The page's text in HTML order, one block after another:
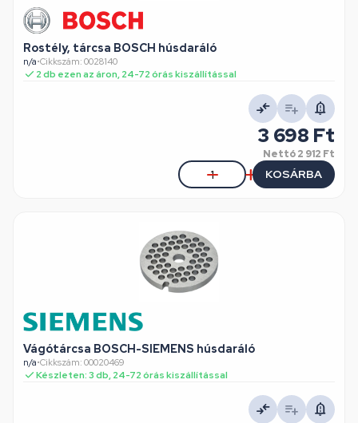
Rostély, tárcsa BOSCH húsdaráló
n/a•Cikkszám: 0028140
2 db ezen az áron, 24-72 órás kiszállítással
3 698 Ft
Nettó2 912 Ft
KOSÁRBA
Vágótárcsa BOSCH-SIEMENS húsdaráló
n/a•Cikkszám: 00020469
Készleten: 3 db, 24-72 órás kiszállítással